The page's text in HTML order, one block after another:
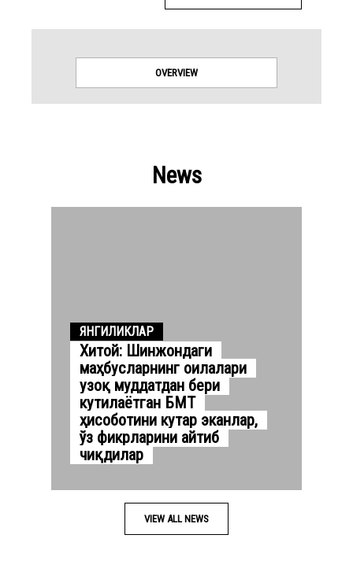
OVERVIEW
News
ЯНГИЛИКЛАР
Хитой: Шинжондаги
маҳбусларнинг оилалари
узоқ муддатдан бери
кутилаётган БМТ
ҳисоботини кутар эканлар,
ўз фикрларини айтиб
чиқдилар
VIEW ALL NEWS